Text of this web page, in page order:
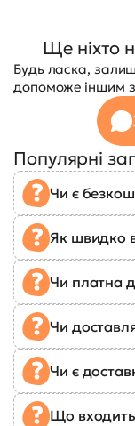
Ще ніхто
Будь ласка,
допоможе іншим
Популярні
Чи є
Як швидко
Чи платна
Чи
Чи є
Що